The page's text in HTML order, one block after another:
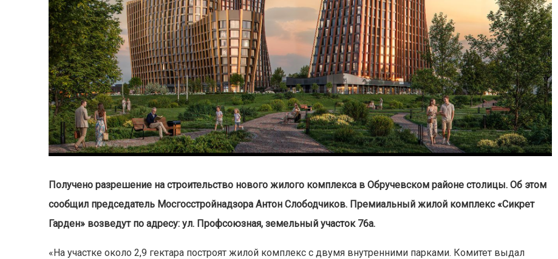
Получено разрешение на строительство нового жилого комплекса в Обручевском районе столицы. Об этом
сообщил председатель Мосгосстройнадзора Антон Слободчиков. Премиальный жилой комплекс «Сикрет
Гарден» возведут по адресу: ул. Профсоюзная, земельный участок 76а.
«На участке около 2,9 гектара построят жилой комплекс с двумя внутренними парками. Комитет выдал